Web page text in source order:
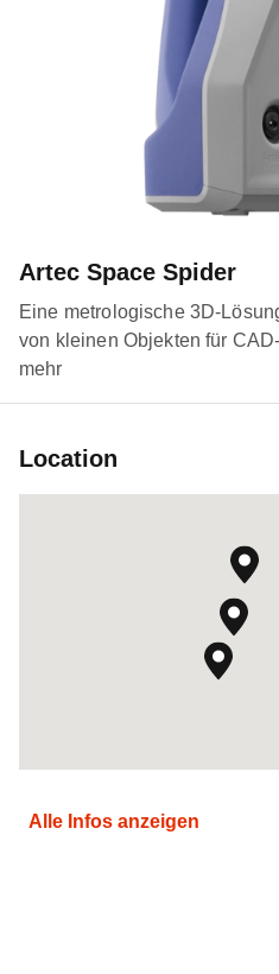
Artec Space Spider
Eine metrologische 3D-
von kleinen Objekten für
mehr
Location
Alle Infos anzeigen